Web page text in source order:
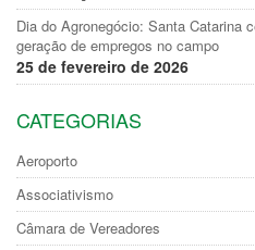
Dia do Agronegócio: Santa Catarina
geração de empregos no campo
25 de fevereiro de 2026
CATEGORIAS
Aeroporto
Associativismo
Câmara de Vereadores